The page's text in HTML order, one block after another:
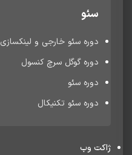
سئو
دوره سئو خارجی و لینکسازی
دوره گوگل سرچ کنسول
دوره سئو
دوره سئو تکنیکال
ژاکت وب